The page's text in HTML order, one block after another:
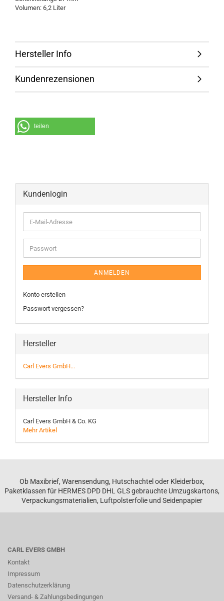
Volumen: 6,2 Liter
Hersteller Info
Kundenrezensionen
teilen
Kundenlogin
ANMELDEN
Konto erstellen
Passwort vergessen?
Hersteller
Carl Evers GmbH...
Hersteller Info
Carl Evers GmbH & Co. KG
Mehr Artikel
Ob Maxibrief, Warensendung, Hutschachtel oder Kleiderbox,
Paketklassen für HERMES DPD DHL GLS gebrauchte Umzugskartons,
Verpackungsmaterialien, Luftpolsterfolie und Seidenpapier
CARL EVERS GMBH
Kontakt
Impressum
Datenschutzerklärung
Versand- & Zahlungsbedingungen